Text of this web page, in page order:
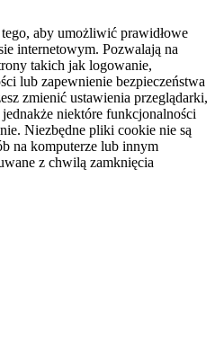
aby umożliwić prawidłowe
internetowym. Pozwalają na
takich jak logowanie,
lub zapewnienie bezpieczeństwa
zmienić ustawienia przeglądarki,
niektóre funkcjonalności
Niezbędne pliki cookie nie są
na komputerze lub innym
z chwilą zamknięcia